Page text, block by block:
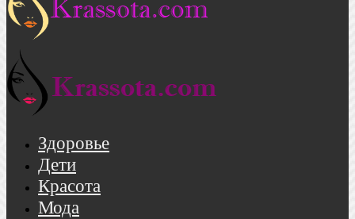
Здоровье
Дети
Красота
Мода